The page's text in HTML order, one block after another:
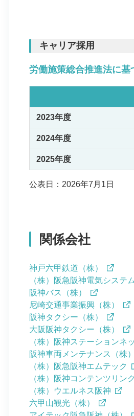
キャリア採用
労働施策総合推進法に
2023年度
2024年度
2025年度
公表日：2026年7月1日
関係会社
神戸六甲鉄道（株）
（株）阪急阪神電気システム
阪神バス（株）
尼崎交通事業振興（株）
阪神タクシー（株）
大阪阪神タクシー（株）
（株）阪神ステーションネ
阪神車両メンテナンス（株）
（株）阪急阪神エムテック
（株）阪神コンテンツリンク
（株）ウエルネス阪神
六甲山観光（株）